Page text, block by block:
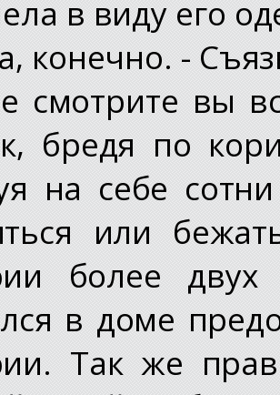
в виду его
конечно. -
смотрите вы
бредя по
на себе
или
более
в доме
Так же